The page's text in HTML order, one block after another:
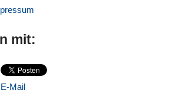
mit:
E-Mail